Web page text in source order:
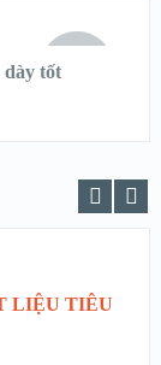
HÀNG
dày tốt
LIỆU TIÊU